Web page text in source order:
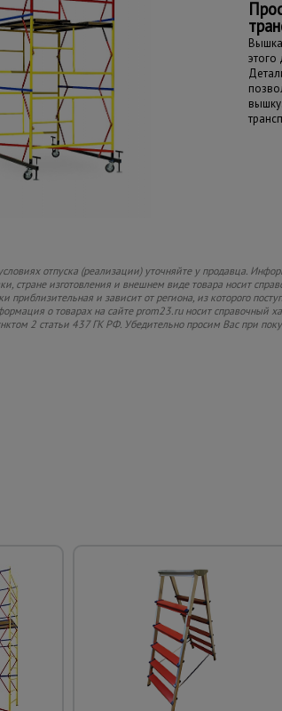
этого
отпуска (реализации) уточняйте у продавца.
стране изготовления и внешнем виде товара носит
приблизительная и зависит от региона, из которого
о товарах на сайте prom23.ru носит справочный
2 статьи 437 ГК РФ. Убедительно просим Вас при